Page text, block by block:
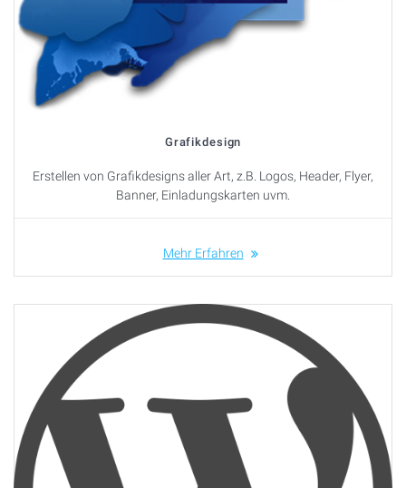
Grafikdesign
Erstellen von Grafikdesigns aller Art, z.B. Logos, Header, Flyer,
Banner, Einladungskarten uvm.
Mehr Erfahren